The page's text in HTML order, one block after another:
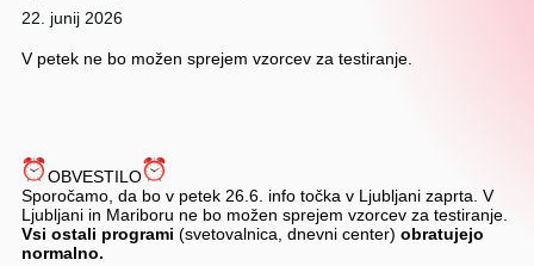
22. junij 2026
V petek ne bo možen sprejem vzorcev za testiranje.
OBVESTILO
Sporočamo, da bo v petek 26.6. info točka v Ljubljani zaprta. V
Ljubljani in Mariboru ne bo možen sprejem vzorcev za testiranje.
Vsi ostali programi (svetovalnica, dnevni center) obratujejo
normalno.